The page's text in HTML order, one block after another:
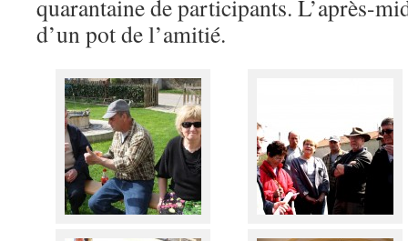
quarantaine de participants. L’après-
d’un pot de l’amitié.